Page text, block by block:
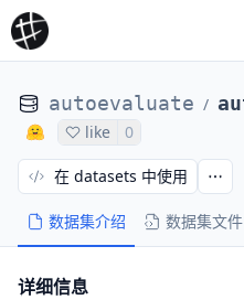
autoevaluate /
like 0
数据集介绍 数据集文件
在 datasets 中使用
详细信息